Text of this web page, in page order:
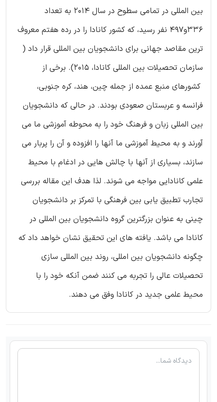
بین المللی در تمامی سطوح در سال 2014 به تعداد
336و497 نفر رسید، که کشور کانادا را در رده هفتم معروف
ترین مقاصد جهانی برای دانشجویان بین المللی قرار داد (
سازمان تحصیلات بین المللی کانادا، 2015). برخی از
کشورهای منبع عمده از جمله چین، هند، کره جنوبی،
فرانسه و عربستان صعودی بودند. در حالی که دانشجویان
بین المللی زبان و فرهنگ خود را به محوطه آموزشی ما می
آورند و به محیط آموزشی ما آنها را افزوده و آن را پربار می
سازند، بسیاری از آنها با چالش هایی در ادغام با محیط
علمی کانادایی مواجه می شوند. لذا هدف این مقاله بررسی
تجارب تطبیق یابی بین فرهنگی با تمرکز بر دانشجویان
چینی به عنوان بزرگترین گروه دانشجویان بین المللی در
کانادا می باشد. یافته های این تحقیق نشان خواهد داد که
چگونه دانشجویان بین امللی، روند بین المللی سازی
تحصیلات عالی را تجربه می کنند ضمن آنکه خود را با
محیط علمی جدید در کانادا وفق می دهند.